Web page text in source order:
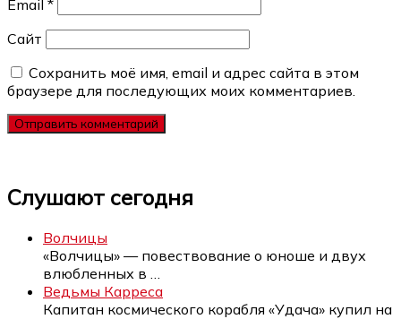
Email *
Сайт
Сохранить моё имя, email и адрес сайта в этом
браузере для последующих моих комментариев.
Слушают сегодня
Волчицы
«Волчицы» — повествование о юноше и двух
влюбленных в
Ведьмы Карреса
Капитан космического корабля «Удача» купил на